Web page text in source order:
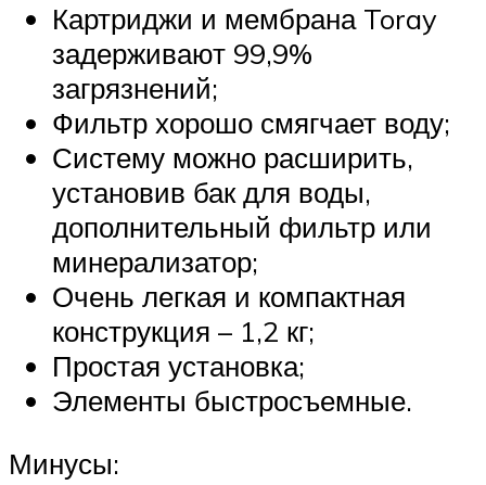
Картриджи и мембрана Toray
задерживают 99,9%
загрязнений;
Фильтр хорошо смягчает воду;
Систему можно расширить,
установив бак для воды,
дополнительный фильтр или
минерализатор;
Очень легкая и компактная
конструкция – 1,2 кг;
Простая установка;
Элементы быстросъемные.
Минусы: